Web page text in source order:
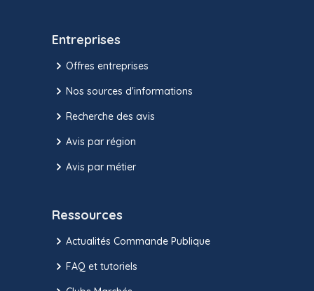
Entreprises
Offres entreprises
Nos sources d'informations
Recherche des avis
Avis par région
Avis par métier
Ressources
Actualités Commande Publique
FAQ et tutoriels